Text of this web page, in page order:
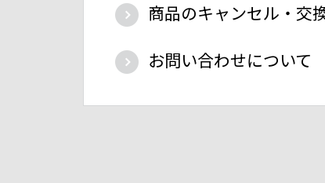
商品のキャンセル・交
お問い合わせについて